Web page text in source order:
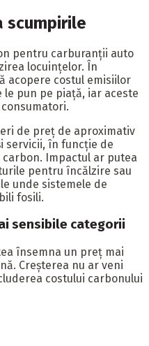
scumpirile
pentru carburanții auto
locuințelor. În
acopere costul emisiilor
pun pe piață, iar aceste
de preț de aproximativ
servicii, în funcție de
Impactul ar putea
pentru încălzire sau
unde sistemele de
fosili.
sensibile categorii
însemna un preț mai
Creșterea nu ar veni
costului carbonului